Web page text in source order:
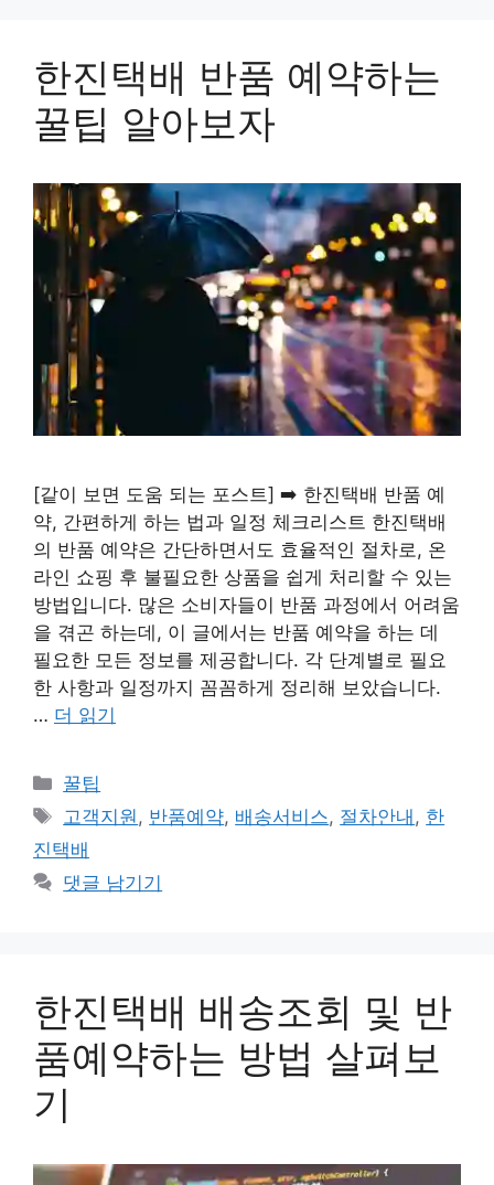
한진택배 반품 예약하는
꿀팁 알아보자
[같이 보면 도움 되는 포스트] ➡️ 한진택배 반품 예
약, 간편하게 하는 법과 일정 체크리스트 한진택배
의 반품 예약은 간단하면서도 효율적인 절차로, 온
라인 쇼핑 후 불필요한 상품을 쉽게 처리할 수 있는
방법입니다. 많은 소비자들이 반품 과정에서 어려움
을 겪곤 하는데, 이 글에서는 반품 예약을 하는 데
필요한 모든 정보를 제공합니다. 각 단계별로 필요
한 사항과 일정까지 꼼꼼하게 정리해 보았습니다.
… 더 읽기
카
테
리
꿀팁
태
그
고객지원, 반품예약, 배송서비스, 절차안내 , 한
진택배
댓글 남기기
한진택배 배송조회 및 반
품예약하는 방법 살펴보
기